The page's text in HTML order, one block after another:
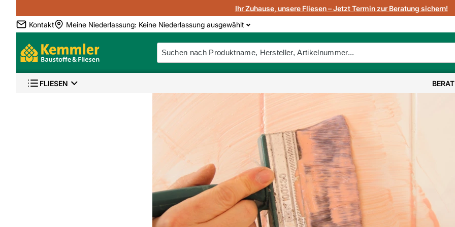
Ihr Zuhause, unsere Fliesen – Jetzt Termin zur Beratung sichern!
Kontakt
Meine Niederlassung: Keine Niederlassung ausgewählt
FLIESEN